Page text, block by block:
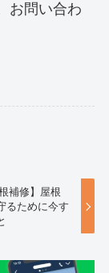
お問い合わ
補修】屋根
るために今す